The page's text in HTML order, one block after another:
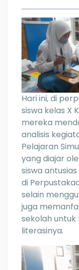
Hari ini, di
siswa kelas X
mereka
analisis
Pelajaran
yang diajar
siswa
di
selain
juga
sekolah
literasinya.